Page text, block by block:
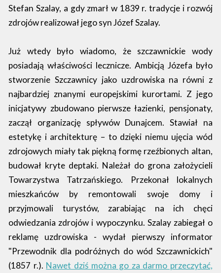
Stefan Szalay, a gdy zmarł w 1839 r. tradycje i rozwój
zdrojów realizował jego syn Józef Szalay.
Już wtedy było wiadomo, że szczawnickie wody
posiadają właściwości lecznicze. Ambicją Józefa było
stworzenie Szczawnicy jako uzdrowiska na równi z
najbardziej znanymi europejskimi kurortami. Z jego
inicjatywy zbudowano pierwsze łazienki, pensjonaty,
zaczął organizację spływów Dunajcem. Stawiał na
estetykę i architekturę – to dzięki niemu ujęcia wód
zdrojowych miały tak piękną formę rzeźbionych altan,
budował kryte deptaki. Należał do grona założycieli
Towarzystwa Tatrzańskiego. Przekonał lokalnych
mieszkańców by remontowali swoje domy i
przyjmowali turystów, zarabiając na ich chęci
odwiedzania zdrojów i wypoczynku. Szalay zabiegał o
reklamę uzdrowiska - wydał pierwszy informator
"Przewodnik dla podróżnych do wód Szczawnickich"
(1857 r.). Nawet dziś można go za darmo przeczytać,